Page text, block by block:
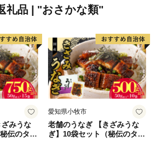
例申請を希望された方には、後日、手
す。はがきが届きましたら、以下のい
手続きをお願い申し上げます。
申請する（推奨・最短1分）
アプリ「IAM（アイアム）」を利用
カードをかざすだけで、紙の提出や切
ンロードして郵送する
のサイトより申請書をダウンロード・
礼品 | "おさかな類"
みうな
伝のタレ
愛知県小牧市
老舗のうなぎ 【きざみうな
ぎ】10袋セット（秘伝のタレ